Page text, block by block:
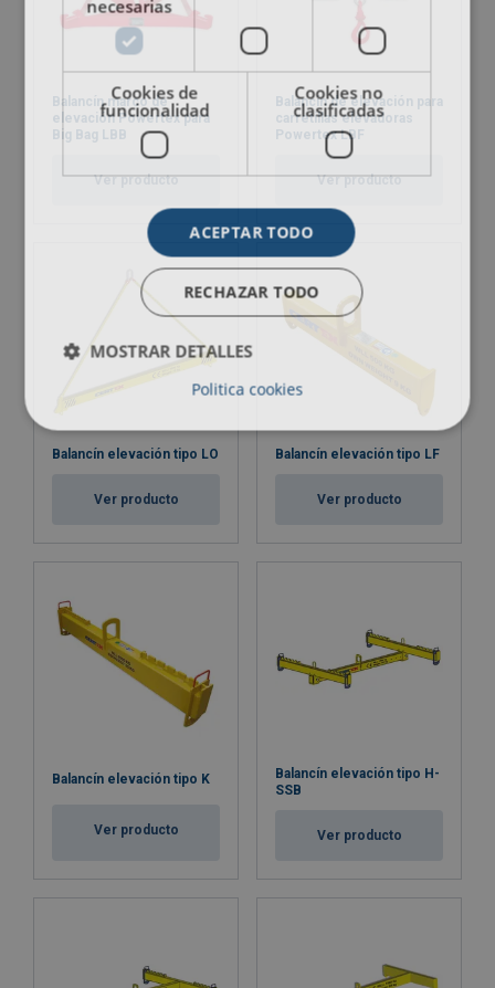
Balancín marco de
elevación Powertex para
Big Bag LBB
Ver producto
Balancín de elevación para
carretillas elevadoras
Powertex LBF
Ver producto
Balancín elevación tipo LO
Ver producto
Balancín elevación tipo LF
Ver producto
Balancín elevación tipo K
Ver producto
Balancín elevación tipo H-
SSB
Ver producto
necesarias
Cookies de
funcionalidad
Cookies no
clasificadas
ACEPTAR TODO
RECHAZAR TODO
MOSTRAR DETALLES
Politica cookies